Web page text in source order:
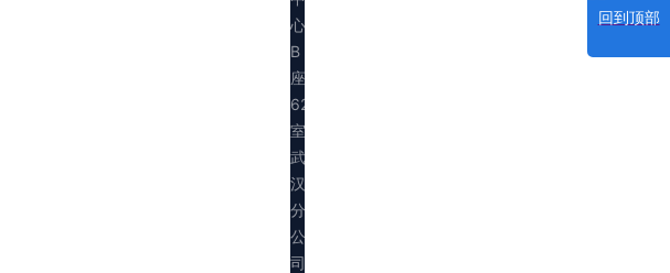
心
B
座
623
室
武
汉
分
公
司：
回到顶部